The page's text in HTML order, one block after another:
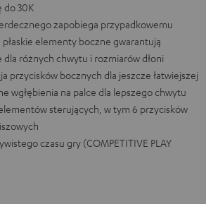
do 30K
zapobiega przypadkowemu
płaskie elementy boczne gwarantują
różnych chwytu i rozmiarów dłoni
przycisków bocznych dla jeszcze łatwiejszej
wgłębienia na palce dla lepszego chwytu
sterujących, w tym 6 przycisków
czasu gry (COMPETITIVE PLAY